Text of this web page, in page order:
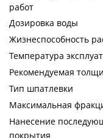
работ
Дозировка воды
Жизнеспособность
Температура
Рекомендуемая
Тип шпатлевки
Максимальная
Нанесение
покрытия